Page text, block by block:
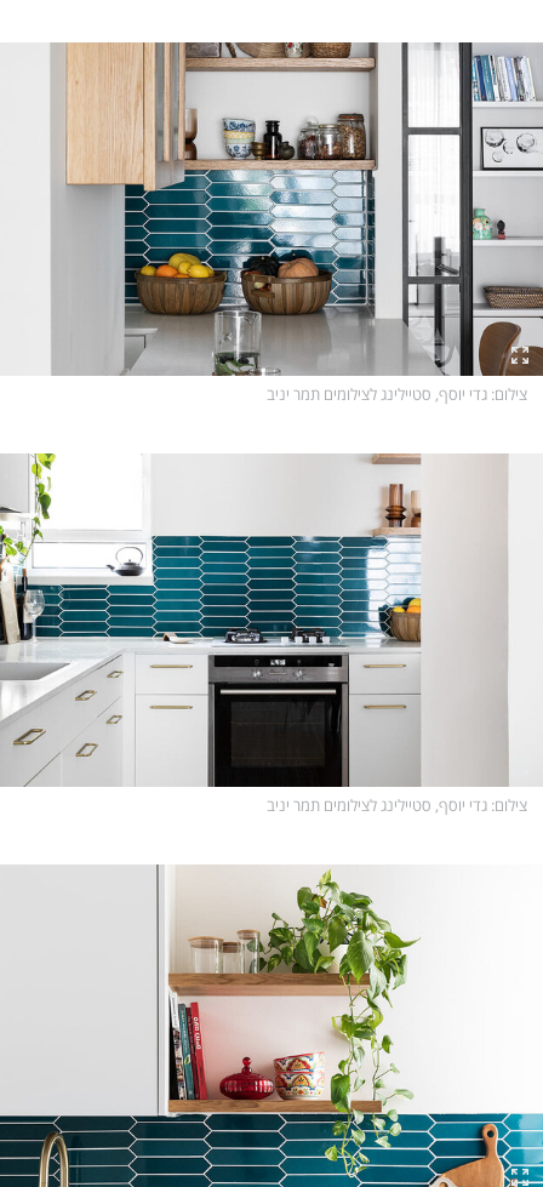
צילום: גדי יוסף, סטיילינג לצילומים תמר יניב
צילום: גדי יוסף, סטיילינג לצילומים תמר יניב